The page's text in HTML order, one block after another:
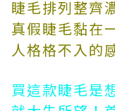
睫毛排列整齊
真假睫毛黏在
人格格不入的
買這款睫毛是